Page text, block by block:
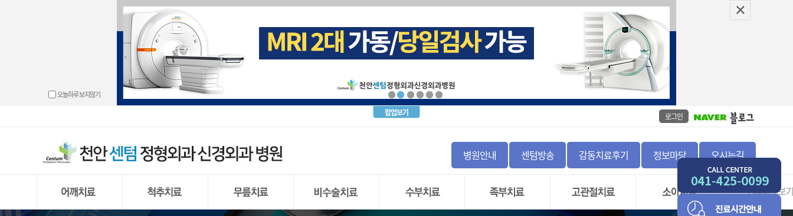
오늘하루 보지않기
팝업보기 로그인
병원안내 센텀방송 감동치료후기 정보마당 오시는길
└ 동결견(오십견)
└ 충돌증후군
└ 회전근개 파열
└ 상방 관절와순 파열
└ 경추 디스크(목 디스크)탈출증
└ 경추신경근차단술
└ 허리 디스크(요추 추간판 탈출증)
└ 양방향내시경수술
└ 무릎관절 내시경
└ 반월상 연골 파열
└ 원판형 반월상 연골
└ 무릎 관절염
└ 무릎 인공 관절 전치환술
└ 도수치료
└ 물리치료
└ 운동치료
└ 손목터널 증후군
└ 방아쇠 수지
└ 결절종
└ 팔꿈치 강직
└ 발목관절 염좌
└ 만성 발목 불안정증
└ 무지외반증
└ 단족지증
└ 발 또는 다리 저림증
└ 고관절 충돌 증후군 및 비구순 파열
└ 고관절 골괴사증
└ 골절
└ 하지부동
└ 척추